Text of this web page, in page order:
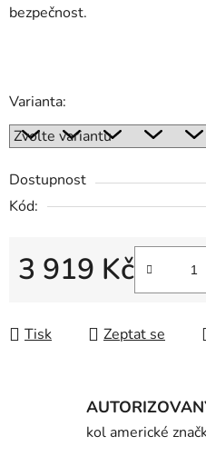
bezpečnost.
Varianta:
Dostupnost
Kód:
3 919 Kč
Tisk Zeptat se
kol americké